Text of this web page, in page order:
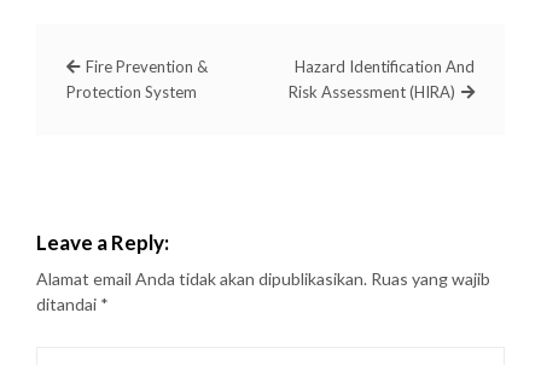
Fire Prevention &
Protection System
Hazard Identification And
Risk Assessment (HIRA)
Leave a Reply:
Alamat email Anda tidak akan dipublikasikan. Ruas yang wajib
ditandai *